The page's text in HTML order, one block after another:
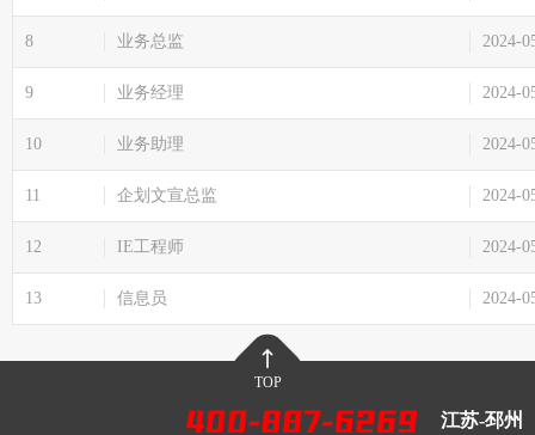
8 业务总监 2024-
9 业务经理 2024-
10 业务助理 2024-
11 企划文宣总监 2024-
12 IE工程师 2024-
13 信息员 2024-
TOP
江苏-邳州